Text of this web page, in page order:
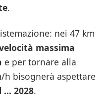
.
nei 47 km
massima
e per tornare alla
h bisognerà aspettare
… 2028.